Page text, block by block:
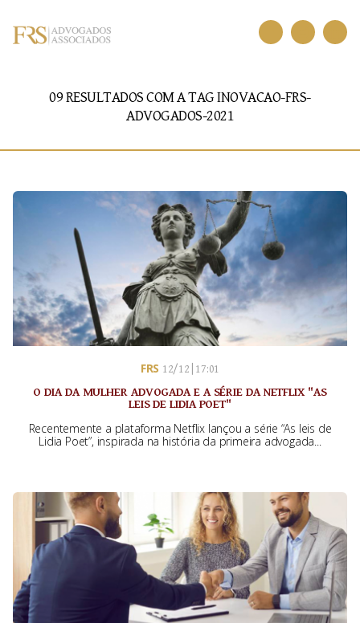
09 RESULTADOS COM A TAGINOVACAO-FRS-
ADVOGADOS-2021
FRS 12/12 | 17:01
O DIA DA MULHER ADVOGADA E A SÉRIE DA NETFLIX "AS
LEIS DE LIDIA POET"
Recentemente a plataforma Netflix lançou a série “As leis de
Lidia Poet”, inspirada na história da primeira advogada...